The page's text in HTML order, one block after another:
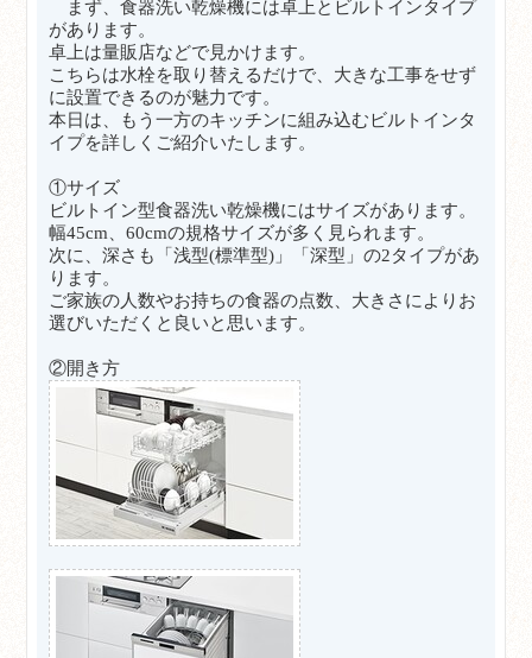
まず、食器洗い乾燥機には卓上とビルトインタイプ
があります。
卓上は量販店などで見かけます。
こちらは水栓を取り替えるだけで、大きな工事をせず
に設置できるのが魅力です。
本日は、もう一方のキッチンに組み込むビルトインタ
イプを詳しくご紹介いたします。
①サイズ
ビルトイン型食器洗い乾燥機にはサイズがあります。
幅45cm、60cmの規格サイズが多く見られます。
次に、深さも「浅型(標準型)」「深型」の2タイプがあ
ります。
ご家族の人数やお持ちの食器の点数、大きさによりお
選びいただくと良いと思います。
②開き方